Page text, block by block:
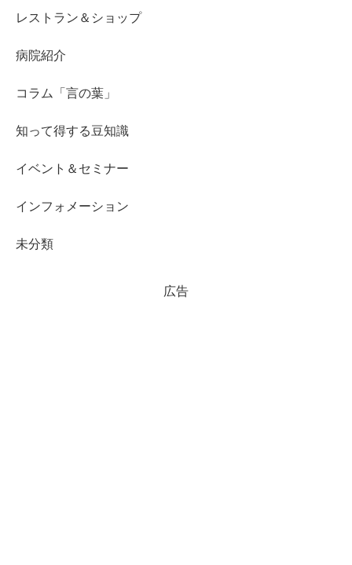
レストラン＆ショップ
病院紹介
コラム「言の葉」
知って得する豆知識
イベント＆セミナー
インフォメーション
未分類
広告